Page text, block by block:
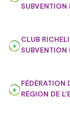
SUBVENTION
CLUB
SUBVENTION
FÉDÉRATION
RÉGION DE